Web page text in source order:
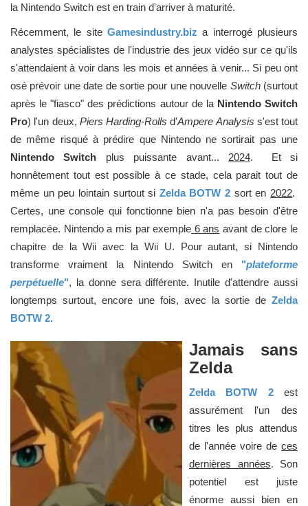
la Nintendo Switch est en train d'arriver à maturité.
Récemment, le site Gamesindustry.biz a interrogé plusieurs
analystes spécialistes de l'industrie des jeux vidéo sur ce qu'ils
s'attendaient à voir dans les mois et années à venir... Si peu ont
osé prévoir une date de sortie pour une nouvelle Switch(surtout
après le "fiasco" des prédictions autour de la Nintendo Switch
Pro) l'un deux, Piers Harding-Rollsd'Ampere Analysis s'est tout
de même risqué à prédire que Nintendo ne sortirait pas une
Nintendo Switch plus puissante avant... 2024. Et si
honnêtement tout est possible à ce stade, cela parait tout de
même un peu lointain surtout si Zelda BOTW 2 sort en 2022.
Certes, une console qui fonctionne bien n'a pas besoin d'être
remplacée. Nintendo a mis par exemple 6 ans avant de clore le
chapitre de la Wii avec la Wii U. Pour autant, si Nintendo
transforme vraiment la Nintendo Switch en "plateforme
perpétuelle", la donne sera différente. Inutile d'attendre aussi
longtemps surtout, encore une fois, avec la sortie de Zelda
BOTW 2.
Jamais sans
Zelda
Zelda BOTW 2est
assurément l'un des
titres les plus attendus
de l'année voire de ces
dernières années. Son
potentiel est juste
énorme aussi bien en